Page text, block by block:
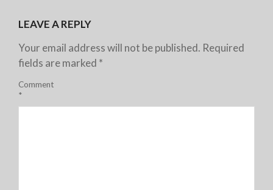
LEAVE A REPLY
Your email address will not be published. Required
fields are marked *
Comment
*